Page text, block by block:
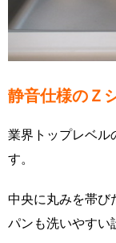
静音仕様のＺ
業界トップレベル
す。
中央に丸みを帯び
パンも洗いやすい